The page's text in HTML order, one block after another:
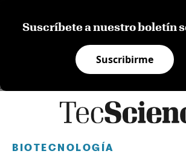
Suscríbete a nuestro boletín
Suscribirme
BIOTECNOLOGÍA